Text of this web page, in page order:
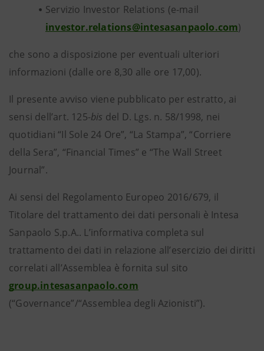
Servizio Investor Relations (e-mail
investor.relations@intesasanpaolo.com)
che sono a disposizione per eventuali ulteriori
informazioni (dalle ore 8,30 alle ore 17,00).
Il presente avviso viene pubblicato per estratto, ai
sensi dell’art. 125-bis del D. Lgs. n. 58/1998, nei
quotidiani “Il Sole 24 Ore”, “La Stampa”, “Corriere
della Sera”, “Financial Times” e “The Wall Street
Journal”.
Ai sensi del Regolamento Europeo 2016/679, il
Titolare del trattamento dei dati personali è Intesa
Sanpaolo S.p.A.. L’informativa completa sul
trattamento dei dati in relazione all’esercizio dei diritti
correlati all’Assemblea è fornita sul sito
group.intesasanpaolo.com
(“Governance”/“Assemblea degli Azionisti”).